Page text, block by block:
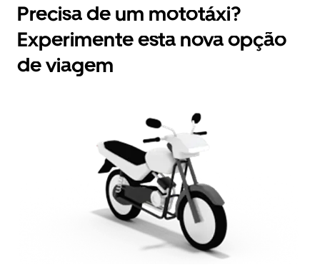
Precisa de um mototáxi?
Experimente esta nova opção
de viagem